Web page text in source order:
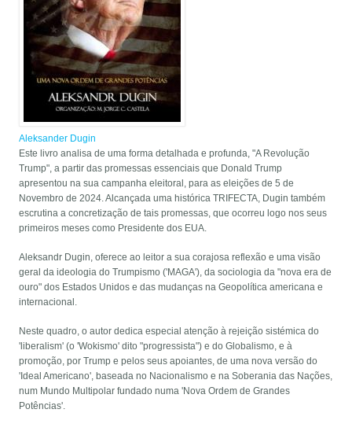
Aleksander Dugin
Este livro analisa de uma forma detalhada e profunda, "A Revolução
Trump", a partir das promessas essenciais que Donald Trump
apresentou na sua campanha eleitoral, para as eleições de 5 de
Novembro de 2024. Alcançada uma histórica TRIFECTA, Dugin também
escrutina a concretização de tais promessas, que ocorreu logo nos seus
primeiros meses como Presidente dos EUA.
Aleksandr Dugin, oferece ao leitor a sua corajosa reflexão e uma visão
geral da ideologia do Trumpismo ('MAGA'), da sociologia da "nova era de
ouro" dos Estados Unidos e das mudanças na Geopolítica americana e
internacional.
Neste quadro, o autor dedica especial atenção à rejeição sistémica do
'liberalism' (o 'Wokismo' dito "progressista") e do Globalismo, e à
promoção, por Trump e pelos seus apoiantes, de uma nova versão do
'Ideal Americano', baseada no Nacionalismo e na Soberania das Nações,
num Mundo Multipolar fundado numa 'Nova Ordem de Grandes
Potências'.